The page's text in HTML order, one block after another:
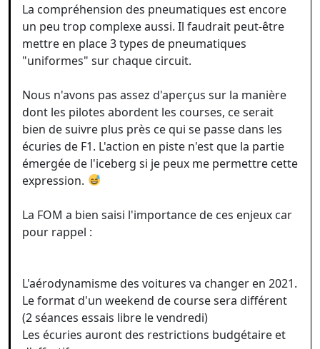
La compréhension des pneumatiques est encore
un peu trop complexe aussi. Il faudrait peut-être
mettre en place 3 types de pneumatiques
"uniformes" sur chaque circuit.
Nous n'avons pas assez d'aperçus sur la manière
dont les pilotes abordent les courses, ce serait
bien de suivre plus près ce qui se passe dans les
écuries de F1. L'action en piste n'est que la partie
émergée de l'iceberg si je peux me permettre cette
expression.
La FOM a bien saisi l'importance de ces enjeux car
pour rappel :
L'aérodynamisme des voitures va changer en 2021.
Le format d'un weekend de course sera différent
(2 séances essais libre le vendredi)
Les écuries auront des restrictions budgétaire et